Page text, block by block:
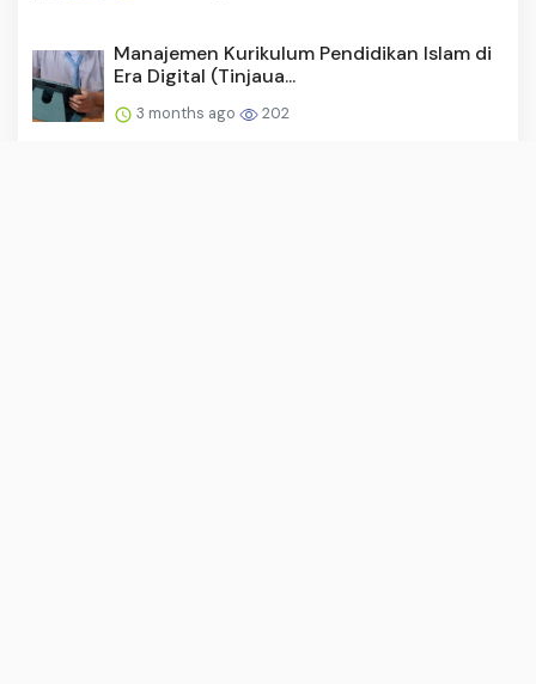
Manajemen Kurikulum Pendidikan Islam di
Era Digital (Tinjaua...
3 months ago 202